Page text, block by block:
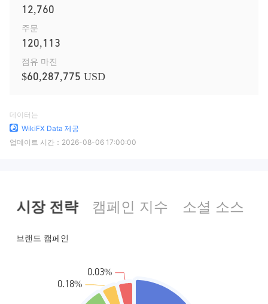
12,760
주문
120,113
점유 마진
$60,287,775 USD
데이터는
WikiFX Data 제공
업데이트 시간： 2026-08-06 17:00:00
시장 전략 캠페인 지수 소셜 소스